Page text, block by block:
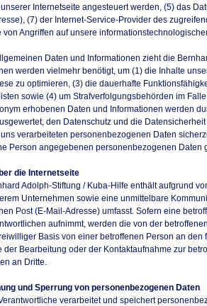
Internetseite angesteuert werden, (5) das
(7) der Internet-Service-Provider des
Angriffen auf unsere
Daten und Informationen zieht die
werden vielmehr benötigt, um (1) die Inhalte
zu optimieren, (3) die dauerhafte
sowie (4) um Strafverfolgungsbehörden im
erhobenen Daten und Informationen werden
den Datenschutz und die
verarbeiteten personenbezogenen Daten
Person angegebenen personenbezogenen Daten
die Internetseite
Adolph-Stiftung / Kuba-Hilfe enthält aufgrund
Unternehmen sowie eine unmittelbare
Post (E-Mail-Adresse) umfasst. Sofern eine
aufnimmt, werden die von der
Basis von einer betroffenen Person an
der Bearbeitung oder der Kontaktaufnahme zur
an Dritte.
und Sperrung von personenbezogenen Daten
verarbeitet und speichert